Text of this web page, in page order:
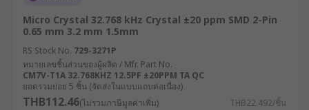
Micro Crystal 32.768 kHz Crystal ±20 ppm SMD 2-Pin
0.65 mm 3.2 mm 1.5mm
RS Stock No. 729-3271P
หมายเลขชิ้นส่วนของผู้ผลิต / Mfr. Part No.
CM7V-T1A 32.768KHZ 12.5PF ±20PPM TA QC
ยอดรวมย่อย 5 ชิ้น (จัดส่งในแบบแถบต่อเนื่อง)
THB112.46(ไม่รวมภาษีมูลค่าเพิ่ม) THB22.492/ชิ้น